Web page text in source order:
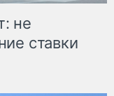
не
ставки